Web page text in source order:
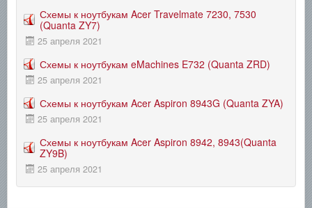
Схемы к ноутбукам Acer Travelmate 7230, 7530
(Quanta ZY7)
25 апреля 2021
Схемы к ноутбукам eMachines E732 (Quanta ZRD)
25 апреля 2021
Схемы к ноутбукам Acer Aspiron 8943G (Quanta ZYA)
25 апреля 2021
Схемы к ноутбукам Acer Aspiron 8942, 8943(Quanta
ZY9B)
25 апреля 2021